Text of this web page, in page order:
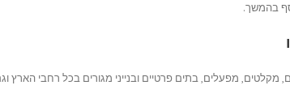
בהמשך.
מקלטים, מפעלים, בתים פרטיים ובנייני מגורים בכל רחבי הארץ